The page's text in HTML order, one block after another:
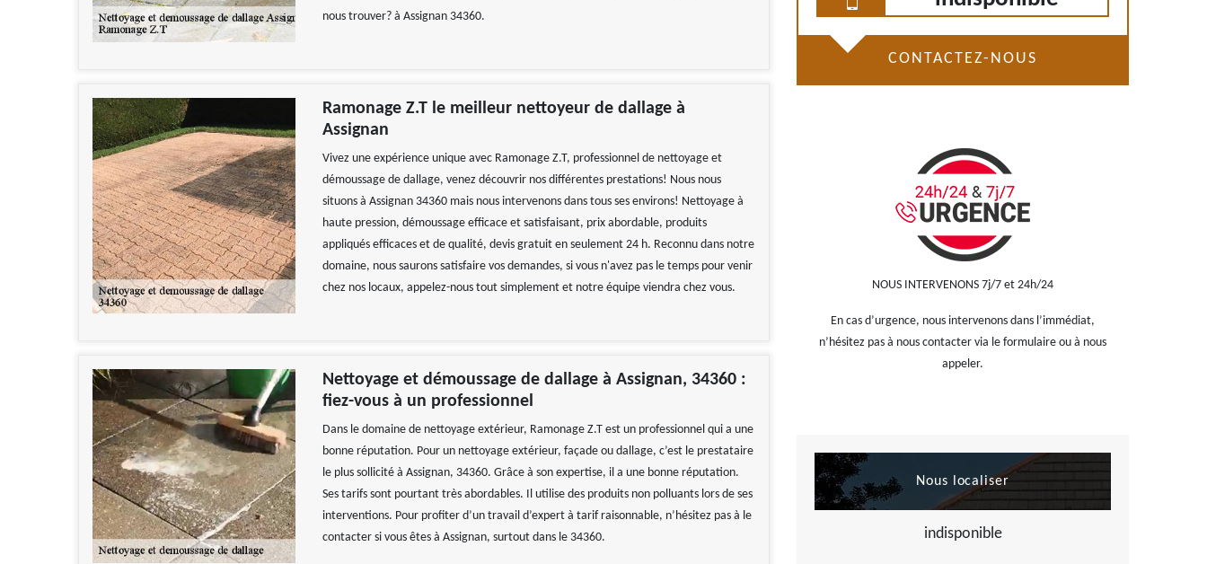
nous trouver? à Assignan 34360.
Ramonage Z.T le meilleur nettoyeur de dallage à
Assignan
Vivez une expérience unique avec Ramonage Z.T, professionnel de nettoyage et
démoussage de dallage, venez découvrir nos différentes prestations! Nous nous
situons à Assignan 34360 mais nous intervenons dans tous ses environs! Nettoyage à
haute pression, démoussage efficace et satisfaisant, prix abordable, produits
appliqués efficaces et de qualité, devis gratuit en seulement 24 h. Reconnu dans notre
domaine, nous saurons satisfaire vos demandes, si vous n'avez pas le temps pour venir
chez nos locaux, appelez-nous tout simplement et notre équipe viendra chez vous.
Nettoyage et démoussage de dallage à Assignan, 34360 :
fiez-vous à un professionnel
Dans le domaine de nettoyage extérieur, Ramonage Z.T est un professionnel qui a une
bonne réputation. Pour un nettoyage extérieur, façade ou dallage, c’est le prestataire
le plus sollicité à Assignan, 34360. Grâce à son expertise, il a une bonne réputation.
Ses tarifs sont pourtant très abordables. Il utilise des produits non polluants lors de ses
interventions. Pour profiter d’un travail d’expert à tarif raisonnable, n’hésitez pas à le
contacter si vous êtes à Assignan, surtout dans le 34360.
CONTACTEZ-NOUS
NOUS INTERVENONS 7j/7 et 24h/24
En cas d’urgence, nous intervenons dans l’immédiat,
n’hésitez pas à nous contacter via le formulaire ou à nous
appeler.
Nous localiser
indisponible